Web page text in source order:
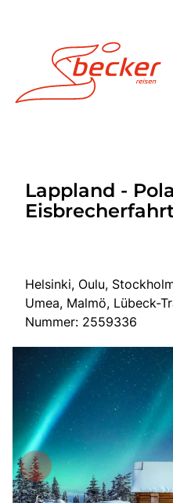
Service
Kontakt
Start
Tagesfahrten
Bus mieten
Katalog anfordern
Gutscheine
Service & Kontakt
Lappland -
Helsinki, Oulu,
Umea, Malmö, Lübeck-
Nummer: 2559336